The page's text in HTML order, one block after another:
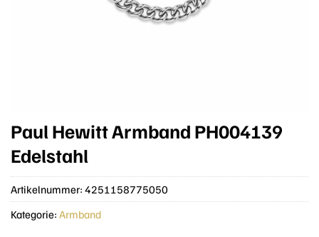
Paul Hewitt Armband PH004139
Edelstahl
Artikelnummer: 4251158775050
Kategorie: Armband